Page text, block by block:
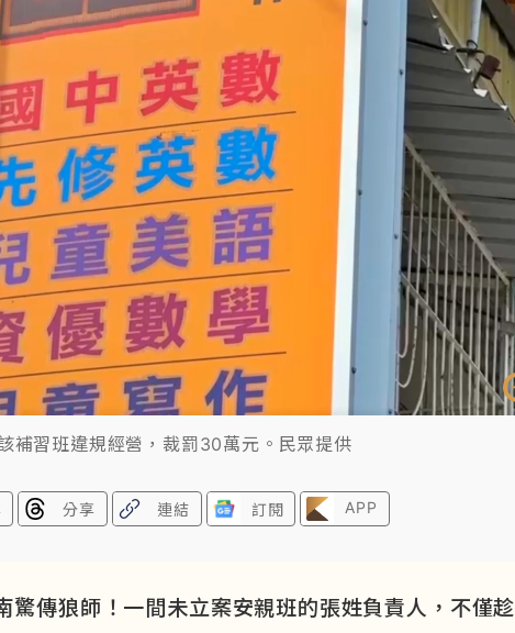
開賣一度塞車 周六起展出延長至晚上7時
成功 今重開羈押庭
「紅到發紫」降雨熱區曝
補習班違規經營，裁罰30萬元。民眾提供
分享 連結 訂閱 APP
驚傳狼師！一間未立案安親班的張姓負責人，不僅趁